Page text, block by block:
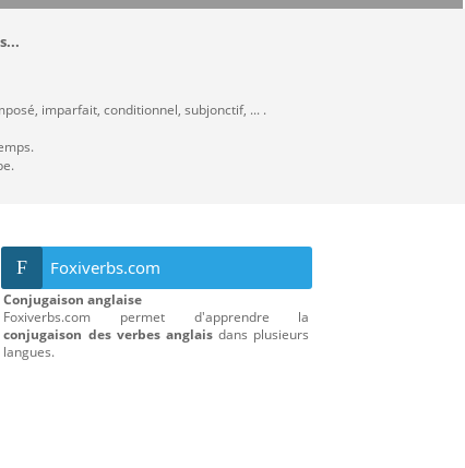
imparfait, conditionnel, subjonctif, ... .
F Foxiverbs.com
Conjugaison anglaise
Foxiverbs.com permet d'apprendre la
conjugaison des verbes anglaisdans plusieurs
langues.